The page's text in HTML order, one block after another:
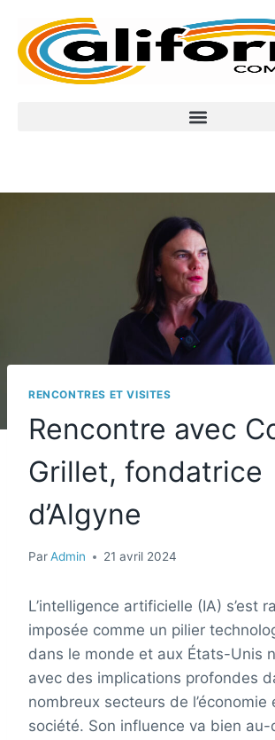
RENCONTRES ET VISITES
Rencontre avec
Grillet, fondatrice
d’Algyne
ParAdmin 21 avril 2024
L’intelligence artificielle (IA) s’est
imposée comme un pilier
dans le monde et aux États-Unis
avec des implications profondes
nombreux secteurs de l’économie
société. Son influence va bien au-